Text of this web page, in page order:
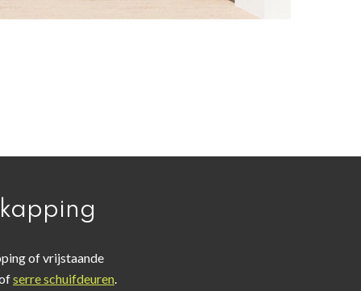
of vrijstaande
serre schuifdeuren.